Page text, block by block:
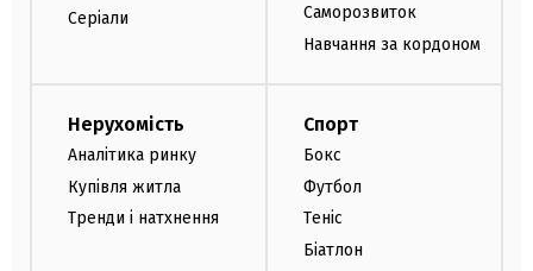
Серіали
Саморозвиток
Навчання за кордоном
Нерухомість
Аналітика ринку
Купівля житла
Тренди і натхнення
Спорт
Бокс
Футбол
Теніс
Біатлон